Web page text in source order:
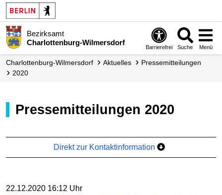
Bezirksamt
Charlottenburg-Wilmersdorf
Barrierefrei Suche Menü
Charlottenburg-Wilmersdorf Aktuelles
Presse­mitteilungen
2020
Pressemitteilungen 2020
Direkt zur Kontaktinformation
22.12.2020 16:12 Uhr